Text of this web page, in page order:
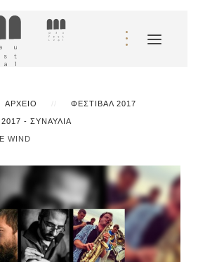
ΑΡΧΕΊΟ ΦΕΣΤΙΒΆΛ 2017
- ΣΥΝΑΥΛΊΑ
WIND